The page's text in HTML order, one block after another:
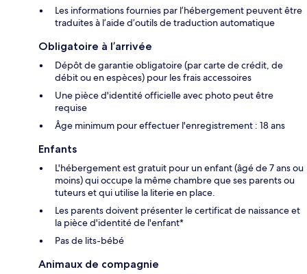
Les informations fournies par l’hébergement peuvent être
traduites à l’aide d’outils de traduction automatique
Obligatoire à l’arrivée
Dépôt de garantie obligatoire (par carte de crédit, de
débit ou en espèces) pour les frais accessoires
Une pièce d'identité officielle avec photo peut être
requise
Âge minimum pour effectuer l'enregistrement : 18 ans
Enfants
L'hébergement est gratuit pour un enfant (âgé de 7 ans ou
moins) qui occupe la même chambre que ses parents ou
tuteurs et qui utilise la literie en place.
Les parents doivent présenter le certificat de naissance et
la pièce d'identité de l'enfant*
Pas de lits-bébé
Animaux de compagnie